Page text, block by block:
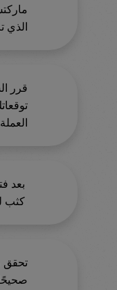
الذي
قرر
بعد
كثب
تحقق